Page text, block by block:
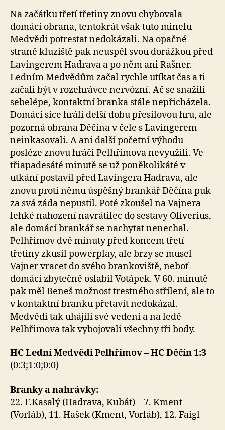
Na začátku třetí třetiny znovu chybovala
domácí obrana, tentokrát však tuto minelu
Medvědi potrestat nedokázali. Na opačné
straně kluziště pak neuspěl svou dorážkou před
Lavingerem Hadrava a po něm ani Rašner.
Ledním Medvědům začal rychle utíkat čas a ti
začali být v rozehrávce nervózní. Ač se snažili
sebelépe, kontaktní branka stále nepřicházela.
Domácí sice hráli delší dobu přesilovou hru, ale
pozorná obrana Děčína v čele s Lavingerem
neinkasovali. A ani další početní výhodu
posléze znovu hráči Pelhřimova nevyužili. Ve
třiapadesáté minutě se už poněkolikáté v
utkání postavil před Lavingera Hadrava, ale
znovu proti němu úspěšný brankář Děčína puk
za svá záda nepustil. Poté zkoušel na Vajnera
lehké nahození navrátilec do sestavy Oliverius,
ale domácí brankář se nachytat nenechal.
Pelhřimov dvě minuty před koncem třetí
třetiny zkusil powerplay, ale brzy se musel
Vajner vracet do svého brankoviště, neboť
domácí zbytečně oslabil Votápek. V 60. minutě
pak měl Beneš možnost trestného střílení, ale to
v kontaktní branku přetavit nedokázal.
Medvědi tak uhájili své vedení a na ledě
Pelhřimova tak vybojovali všechny tři body.
HC Lední Medvědi Pelhřimov – HC Děčín 1:3
(0:3;1:0;0:0)
Branky a nahrávky:
22. F.Kasalý (Hadrava, Kubát) – 7. Kment
(Vorláb), 11. Hašek (Kment, Vorláb), 12. Faigl